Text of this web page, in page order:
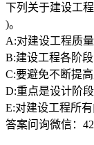
下列关于建设工
)。
A:对建设工程质
B:建设工程各阶
C:要避免不断提
D:重点是设计阶
E:对建设工程所
答案问询微信：